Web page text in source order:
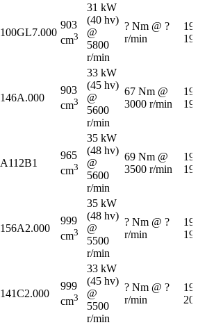
100GL7.000
903
cm3
31 kW
(40 hv)
@
5800
r/min
? Nm @ ?
r/min
146A.000
903
cm3
33 kW
(45 hv)
@
5600
r/min
67 Nm @
3000 r/min
A112B1
965
cm3
35 kW
(48 hv)
@
5600
r/min
69 Nm @
3500 r/min
156A2.000
999
cm3
35 kW
(48 hv)
@
5500
r/min
? Nm @ ?
r/min
141C2.000
999
cm3
33 kW
(45 hv)
@
5500
r/min
? Nm @ ?
r/min